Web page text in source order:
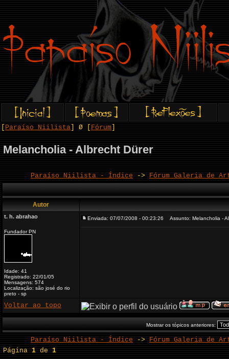
Paraíso Niilista ] Ø [ Fórum
Melancholia - Albrecht Dürer
Paraíso Niilista - Índice -> Fórum Galeria de
Autor
t. h. abrahao
Fundador PN
Idade: 41
Registrado: 22/01/05
Mensagens: 574
Localização: são josé do rio
preto - sp
Enviada: 07/07/2008 - 00:23:26 Assunto: Melancholia -
Voltar ao topo
Mostrar os tópicos anteriores:
Paraíso Niilista - Índice -> Fórum Galeria de
Página1 de1